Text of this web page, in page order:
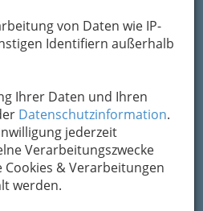
von Daten wie IP-
Identifiern außerhalb
Ihrer Daten und Ihren
Datenschutzinformation.
jederzeit
Verarbeitungszwecke
& Verarbeitungen
werden.
wir an dieser Stelle zur
ein sicheres
wird nach dem
per Mail an das
GmbH weitergeleitet.